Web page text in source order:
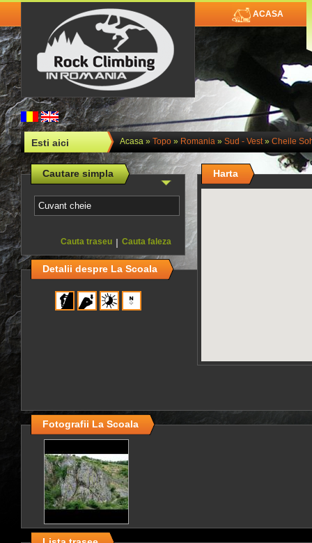
ACASA
Esti aici Acasa» Topo» Romania» Sud - Vest» Cheile
Cautare simpla
Cauta faleza
|
Cauta traseu
Harta
Detalii despre La Scoala
Fotografii La Scoala